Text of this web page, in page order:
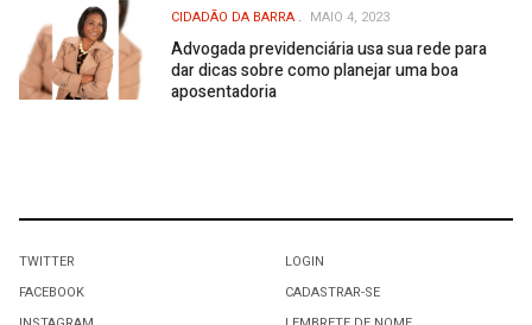
CIDADÃO DA BARRA MAIO 4, 2023
Advogada previdenciária usa sua rede para
dar dicas sobre como planejar uma boa
aposentadoria
TWITTER
FACEBOOK
LOGIN
CADASTRAR-SE